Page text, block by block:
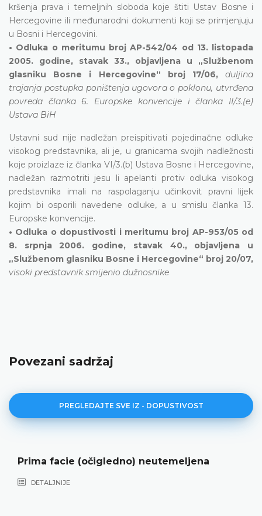
kršenja prava i temeljnih sloboda koje štiti Ustav Bosne i
Hercegovine ili međunarodni dokumenti koji se primjenjuju
u Bosni i Hercegovini.
• Odluka o meritumu broj AP-542/04 od 13. listopada
2005. godine, stavak 33., objavljena u „Službenom
glasniku Bosne i Hercegovine“ broj 17/06, duljina
trajanja postupka poništenja ugovora o poklonu, utvrđena
povreda članka 6. Europske konvencije i članka II/3.(e)
Ustava BiH
Ustavni sud nije nadležan preispitivati pojedinačne odluke
visokog predstavnika, ali je, u granicama svojih nadležnosti
koje proizlaze iz članka VI/3.(b) Ustava Bosne i Hercegovine,
nadležan razmotriti jesu li apelanti protiv odluka visokog
predstavnika imali na raspolaganju učinkovit pravni lijek
kojim bi osporili navedene odluke, a u smislu članka 13.
Europske konvencije.
• Odluka o dopustivosti i meritumu broj AP-953/05 od
8. srpnja 2006. godine, stavak 40., objavljena u
„Službenom glasniku Bosne i Hercegovine“ broj 20/07,
visoki predstavnik smijenio dužnosnike
Povezani sadržaj
PREGLEDAJTE SVE IZ - DOPUSTIVOST
(očigledno) neutemeljena